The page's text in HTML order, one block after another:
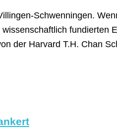
Schwenningen.
fundierten
der Harvard T.H. Chan